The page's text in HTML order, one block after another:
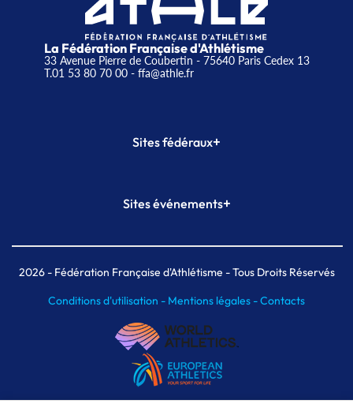
La Fédération Française d'Athlétisme
33 Avenue Pierre de Coubertin - 75640 Paris Cedex 13
T.01 53 80 70 00- ffa@athle.fr
Sites fédéraux+
Plateforme Formation
Sites événements+
Meeting de Paris indoor
MAIF Ekiden de Paris
2026- Fédération Française d'Athlétisme - Tous Droits Réservés
Conditions d'utilisation - Mentions légales -Contacts